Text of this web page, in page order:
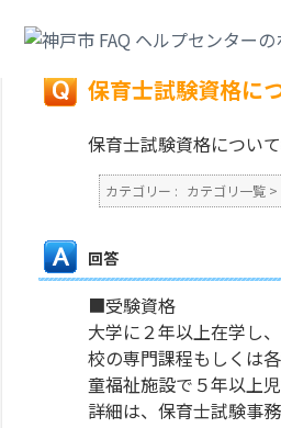
戻る
保育士試験資格に
保育士試験資格について
カテゴリー : カテゴリ一覧 >
回答
■受験資格
大学に２年以上在学し
校の専門課程もしくは
童福祉施設で５年以上
詳細は、保育士試験事